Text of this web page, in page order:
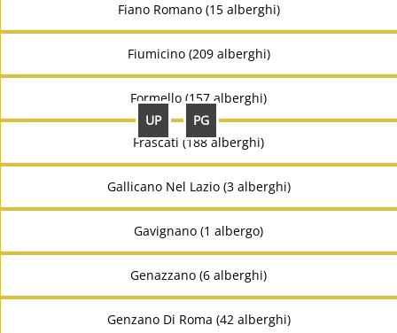
UP PG
Fiano Romano (15 alberghi)
Fiumicino (209 alberghi)
Formello (157 alberghi)
Frascati (188 alberghi)
Gallicano Nel Lazio (3 alberghi)
Gavignano (1 albergo)
Genazzano (6 alberghi)
Genzano Di Roma (42 alberghi)